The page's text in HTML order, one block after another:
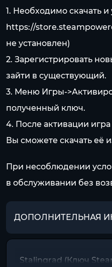
1. Необходимо скачать и
https://
не установлен)
2. Зарегистрировать
зайти в существующий.
3. Меню Игры-
полученный ключ.
4. После активации
Вы сможете скачать её
При несоблюдении
в обслуживании без
ДОПОЛНИТЕЛЬНАЯ
Stalingrad (Ключ